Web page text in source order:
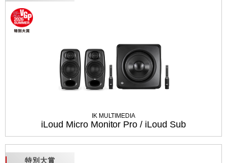
IK MULTIMEDIA
iLoud Micro Monitor Pro / iLoud Sub
特別大賞